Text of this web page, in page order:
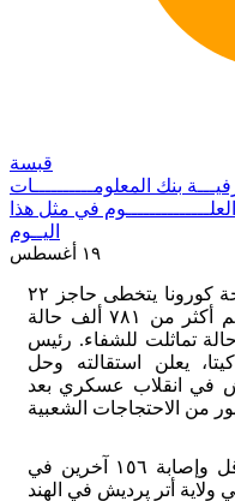
قبسة
بنك المعلومــــــــــات
في مثل هذا
اليــوم
١٩ أغسطس
٢٠٢٠ - عدد الإصابات المؤكدة بجائحة كورونا يتخطى حاجز ٢٢
مليون شخص حول العالم، من بينهم أكثر من ٧٨١ ألف حالة
١٤ مليونا و١٣٥ ألف حالة تماثلت للشفاء. رئيس
يعلن استقالته وحل
في انقلاب عسكري بعد
٢٠١٧ - مصرع ٢٣ شخصا على الأقل وإصابة ١٥٦ آخرين في